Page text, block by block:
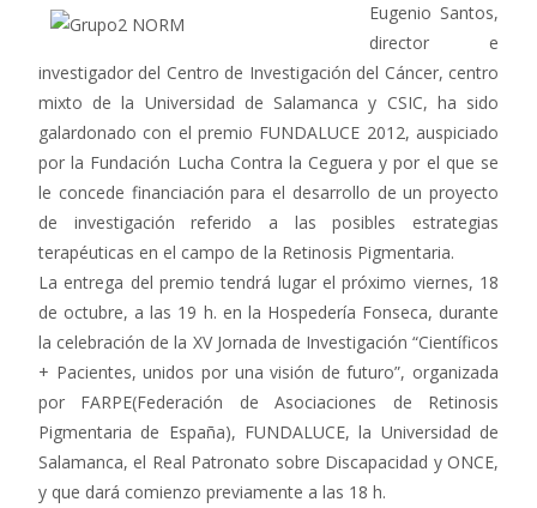
Eugenio Santos,
director e
investigador del Centro de Investigación del Cáncer, centro
mixto de la Universidad de Salamanca y CSIC, ha sido
galardonado con el premio FUNDALUCE 2012, auspiciado
por la Fundación Lucha Contra la Ceguera y por el que se
le concede financiación para el desarrollo de un proyecto
de investigación referido a las posibles estrategias
terapéuticas en el campo de la Retinosis Pigmentaria.
La entrega del premio tendrá lugar el próximo viernes, 18
de octubre, a las 19 h. en la Hospedería Fonseca, durante
la celebración de la XV Jornada de Investigación “Científicos
+ Pacientes, unidos por una visión de futuro”, organizada
por FARPE(Federación de Asociaciones de Retinosis
Pigmentaria de España), FUNDALUCE, la Universidad de
Salamanca, el Real Patronato sobre Discapacidad y ONCE,
y que dará comienzo previamente a las 18 h.